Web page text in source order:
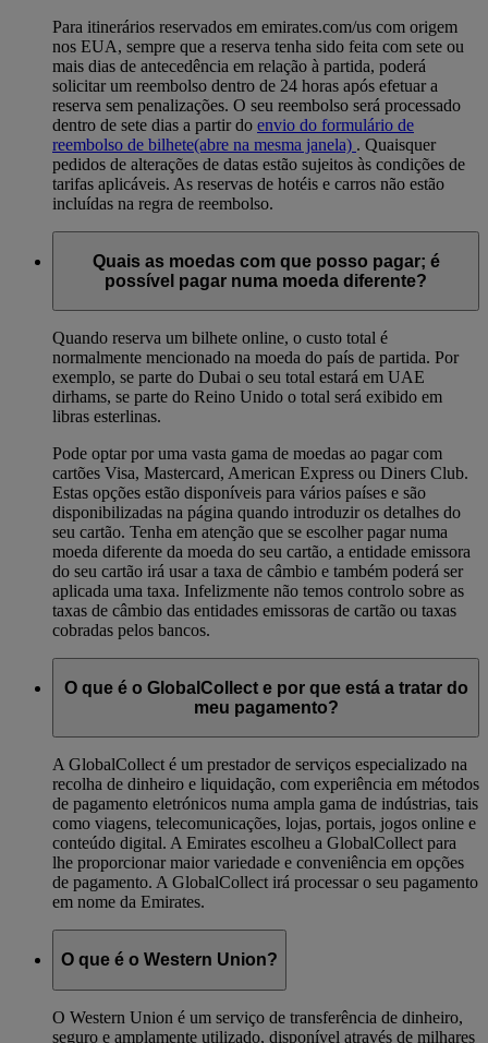
Para itinerários reservados em emirates.com/us com origem
nos EUA, sempre que a reserva tenha sido feita com sete ou
mais dias de antecedência em relação à partida, poderá
solicitar um reembolso dentro de 24 horas após efetuar a
reserva sem penalizações. O seu reembolso será processado
dentro de sete dias a partir do envio do formulário de
reembolso de bilhete(abre na mesma janela) . Quaisquer
pedidos de alterações de datas estão sujeitos às condições de
tarifas aplicáveis. As reservas de hotéis e carros não estão
incluídas na regra de reembolso.
Quais as moedas com que posso pagar; é
possível pagar numa moeda diferente?
Quando reserva um bilhete online, o custo total é
normalmente mencionado na moeda do país de partida. Por
exemplo, se parte do Dubai o seu total estará em UAE
dirhams, se parte do Reino Unido o total será exibido em
libras esterlinas.
Pode optar por uma vasta gama de moedas ao pagar com
cartões Visa, Mastercard, American Express ou Diners Club.
Estas opções estão disponíveis para vários países e são
disponibilizadas na página quando introduzir os detalhes do
seu cartão. Tenha em atenção que se escolher pagar numa
moeda diferente da moeda do seu cartão, a entidade emissora
do seu cartão irá usar a taxa de câmbio e também poderá ser
aplicada uma taxa. Infelizmente não temos controlo sobre as
taxas de câmbio das entidades emissoras de cartão ou taxas
cobradas pelos bancos.
O que é o GlobalCollect e por que está a tratar do
meu pagamento?
A GlobalCollect é um prestador de serviços especializado na
recolha de dinheiro e liquidação, com experiência em métodos
de pagamento eletrónicos numa ampla gama de indústrias, tais
como viagens, telecomunicações, lojas, portais, jogos online e
conteúdo digital. A Emirates escolheu a GlobalCollect para
lhe proporcionar maior variedade e conveniência em opções
de pagamento. A GlobalCollect irá processar o seu pagamento
em nome da Emirates.
O que é o Western Union?
O Western Union é um serviço de transferência de dinheiro,
seguro e amplamente utilizado, disponível através de milhares